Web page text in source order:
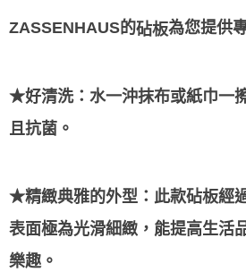
ZASSENHAUS的砧板為您提供
★好清洗：水一沖抹布或紙巾一
且抗菌。
★精緻典雅的外型：此款砧板經
表面極為光滑細緻，能提高生活
樂趣。